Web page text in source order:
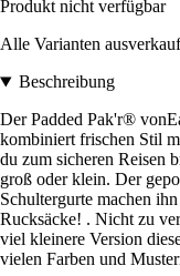
Produkt nicht verfügbar
Alle Varianten
Beschreibung
Der Padded Pak'r®
kombiniert frischen Stil
du zum sicheren Reisen
groß oder klein. Der
Schultergurte machen
Rucksäcke! . Nicht zu
viel kleinere Version
vielen Farben und